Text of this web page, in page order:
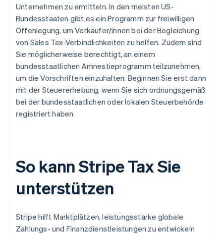
Unternehmen zu ermitteln. In den meisten US-
Bundesstaaten gibt es ein Programm zur freiwilligen
Offenlegung, um Verkäufer/innen bei der Begleichung
von Sales Tax-Verbindlichkeiten zu helfen. Zudem sind
Sie möglicherweise berechtigt, an einem
bundesstaatlichen Amnestieprogramm teilzunehmen,
um die Vorschriften einzuhalten. Beginnen Sie erst dann
mit der Steuererhebung, wenn Sie sich ordnungsgemäß
bei der bundesstaatlichen oder lokalen Steuerbehörde
registriert haben.
So kann Stripe Tax Sie
unterstützen
Stripe hilft Marktplätzen, leistungsstarke globale
Zahlungs- und Finanzdienstleistungen zu entwickeln